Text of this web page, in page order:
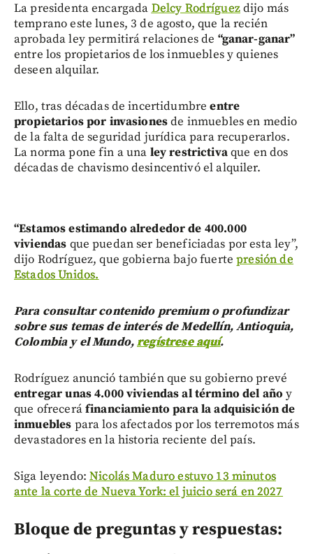
La presidenta encargada Delcy Rodríguezdijo más
temprano este lunes, 3 de agosto, que la recién
aprobada ley permitirá relaciones de “ganar-ganar”
entre los propietarios de los inmuebles y quienes
deseen alquilar.
Ello, tras décadas de incertidumbre entre
propietarios por invasionesde inmuebles en medio
de la falta de seguridad jurídica para recuperarlos.
La norma pone fin a una ley restrictivaque en dos
décadas de chavismo desincentivó el alquiler.
“Estamos estimando alrededor de 400.000
viviendas que puedan ser beneficiadas por esta ley”,
dijo Rodríguez, que gobierna bajo fuertepresión de
Estados Unidos.
Para consultar contenido premium o profundizar
sobre sus temas de interés de Medellín, Antioquia,
Colombia y el Mundo,regístrese aquí.
Rodríguez anunció también que su gobierno prevé
entregar unas 4.000 viviendas al término del año y
que ofreceráfinanciamiento para la adquisición de
inmuebles para los afectados por los terremotos más
devastadores en la historia reciente del país.
Siga leyendo:Nicolás Maduro estuvo 13 minutos
ante la corte de Nueva York: el juicio será en 2027
Bloque de preguntas y respuestas: